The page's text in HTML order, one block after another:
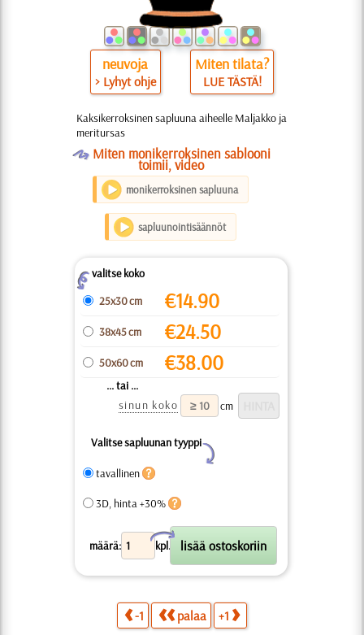
neuvoja
> Lyhyt ohje
Miten tilata?
LUE TÄSTÄ!
Kaksikerroksinen sapluuna aiheelle Maljakko ja
meritursas
OMiten monikerroksinen sablooni
toimii, video
monikerroksinen sapluuna
sapluunointisäännöt
Zvalitse koko
25x30 cm
€14.90
38x45 cm €24.50
50x60 cm €38.00
... tai ...
sinun koko
cm
Valitse sapluunan tyyppi
Y
tavallinen
3D, hinta +30%
määrä: kpl.
X
-1 palaa +1